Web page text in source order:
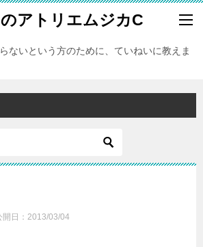
アトリエムジカC
ないという方のために、ていねいに教えま
開日： 2013/03/04